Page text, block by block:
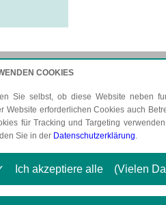
COOKIES
Sie selbst, ob diese Website neben
Website erforderlichen Cookies auch
für Tracking und Targeting
Sie in der Datenschutzerklärung.
Ich akzeptiere alle (Vielen